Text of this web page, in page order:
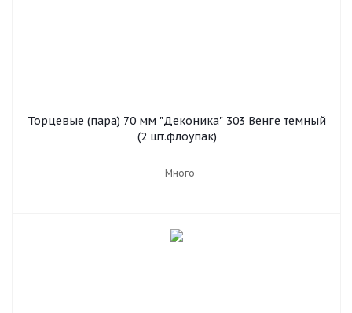
Торцевые (пара) 70 мм "Деконика" 303 Венге темный
(2 шт.флоупак)
Много